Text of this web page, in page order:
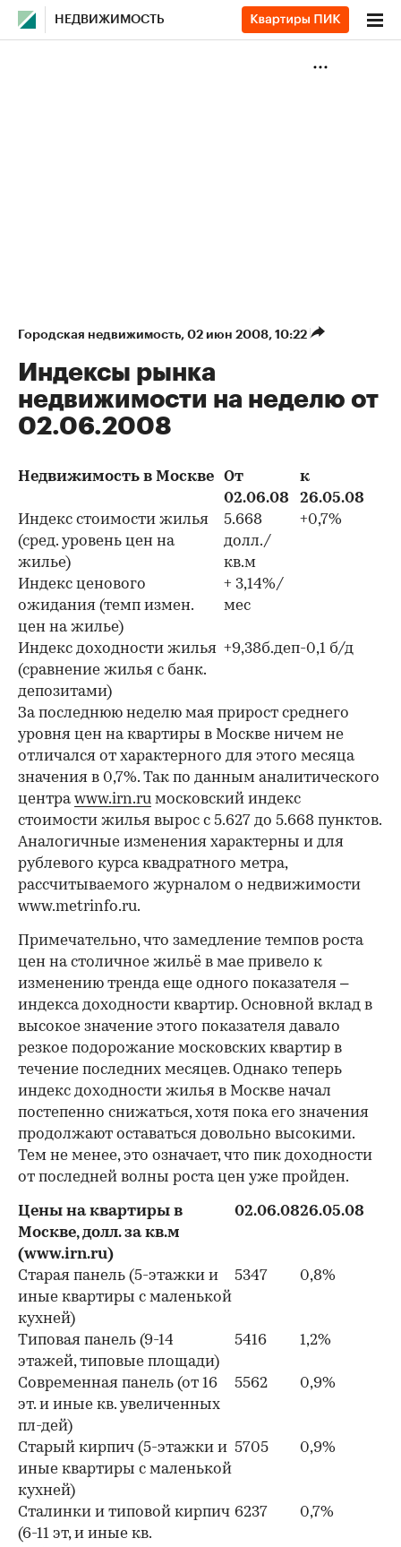
НЕДВИЖИМОСТЬ
Городская недвижимость⁠, 02 июн 2008, 10:22
Индексы рынка
недвижимости на неделю от
02.06.2008
Недвижимость в Москве
От
02.06.08
к
26.05.08
Индекс стоимости жилья
(сред. уровень цен на
жилье)
5.668
долл./
кв.м
+0,7%
Индекс ценового
ожидания (темп измен.
цен на жилье)
+ 3,14%/
мес
Индекс доходности жилья
(сравнение жилья с банк.
депозитами)
+9,38б.деп-0,1 б/д
За последнюю неделю мая прирост среднего
уровня цен на квартиры в Москве ничем не
отличался от характерного для этого месяца
значения в 0,7%. Так по данным аналитического
центраwww.irn.ru московский индекс
стоимости жилья вырос с 5.627 до 5.668 пунктов.
Аналогичные изменения характерны и для
рублевого курса квадратного метра,
рассчитываемого журналом о недвижимости
www.metrinfo.ru.
Примечательно, что замедление темпов роста
цен на столичное жильё в мае привело к
изменению тренда еще одного показателя –
индекса доходности квартир. Основной вклад в
высокое значение этого показателя давало
резкое подорожание московских квартир в
течение последних месяцев. Однако теперь
индекс доходности жилья в Москве начал
постепенно снижаться, хотя пока его значения
продолжают оставаться довольно высокими.
Тем не менее, это означает, что пик доходности
от последней волны роста цен уже пройден.
Цены на квартиры в
Москве, долл. за кв.м
(www.irn.ru)
02.06.0826.05.08
Старая панель (5-этажки и
иные квартиры с маленькой
кухней)
5347 0,8%
Типовая панель (9-14
этажей, типовые площади)
5416 1,2%
Современная панель (от 16
эт. и иные кв. увеличенных
пл-дей)
5562 0,9%
Старый кирпич (5-этажки и
иные квартиры с маленькой
кухней)
5705 0,9%
Сталинки и типовой кирпич
(6-11 эт, и иные кв.
6237 0,7%